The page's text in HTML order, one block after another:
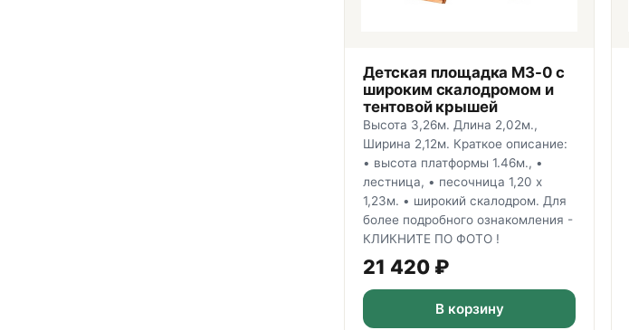
Детская площадка М3-0 с
широким скалодромом и
тентовой крышей
Высота 3,26м. Длина 2,02м.,
Ширина 2,12м. Краткое описание:
• высота платформы 1.46м., •
лестница, • песочница 1,20 х
1,23м. • широкий скалодром. Для
более подробного ознакомления -
КЛИКНИТЕ ПО ФОТО !
21 420 ₽
В корзину